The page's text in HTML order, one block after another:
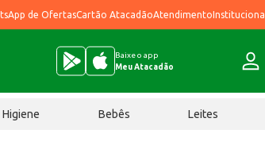
de OfertasCartão AtacadãoAtendimentoInstitucional
Baixe o app
Meu Atacadão
Higiene Bebês Leites